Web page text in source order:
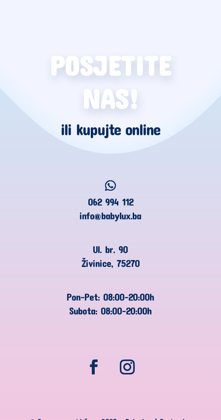
POSJETITE
NAS!
ili kupujte online
062 994 112
info@babylux.ba
Ul. br. 90
Živinice, 75270
Pon-Pet: 08:00-20:00h
Subota: 08:00-20:00h